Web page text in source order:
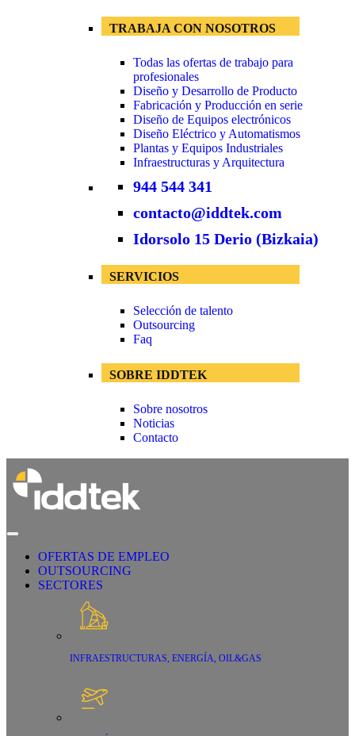
TRABAJA CON NOSOTROS
Todas las ofertas de trabajo para
profesionales
Diseño y Desarrollo de Producto
Fabricación y Producción en serie
Diseño de Equipos electrónicos
Diseño Eléctrico y Automatismos
Plantas y Equipos Industriales
Infraestructuras y Arquitectura
944 544 341
contacto@iddtek.com
Idorsolo 15 Derio (Bizkaia)
SERVICIOS
Selección de talento
Outsourcing
Faq
SOBRE IDDTEK
Sobre nosotros
Noticias
Contacto
OFERTAS DE EMPLEO
OUTSOURCING
SECTORES
INFRAESTRUCTURAS, ENERGÍA, OIL&GAS